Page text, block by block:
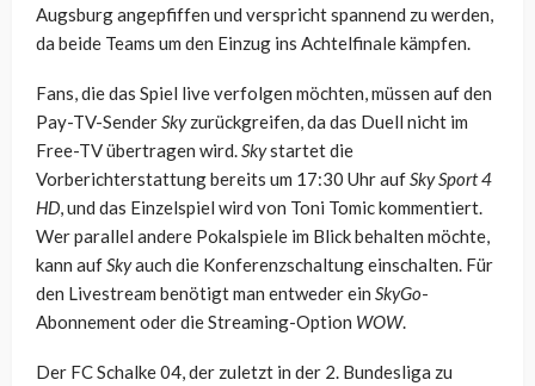
Augsburg angepfiffen und verspricht spannend zu werden,
da beide Teams um den Einzug ins Achtelfinale kämpfen.
Fans, die das Spiel live verfolgen möchten, müssen auf den
Pay-TV-SenderSkyzurückgreifen, da das Duell nicht im
Free-TV übertragen wird.Skystartet die
Vorberichterstattung bereits um 17:30 Uhr aufSky Sport 4
HD, und das Einzelspiel wird von Toni Tomic kommentiert.
Wer parallel andere Pokalspiele im Blick behalten möchte,
kann aufSkyauch die Konferenzschaltung einschalten. Für
den Livestream benötigt man entweder ein SkyGo-
Abonnement oder die Streaming-Option WOW.
Der FC Schalke 04, der zuletzt in der 2. Bundesliga zu